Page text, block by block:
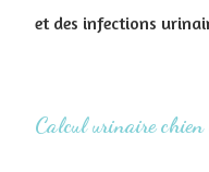
et des infections
Calcul urinaire chien